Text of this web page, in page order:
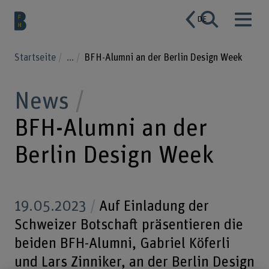
DE
Startseite ... BFH-Alumni an der Berlin Design Week
News
BFH-Alumni an der
Berlin Design Week
19.05.2023
Auf Einladung der
Schweizer Botschaft präsentieren die
beiden BFH-Alumni, Gabriel Köferli
und Lars Zinniker, an der Berlin Design